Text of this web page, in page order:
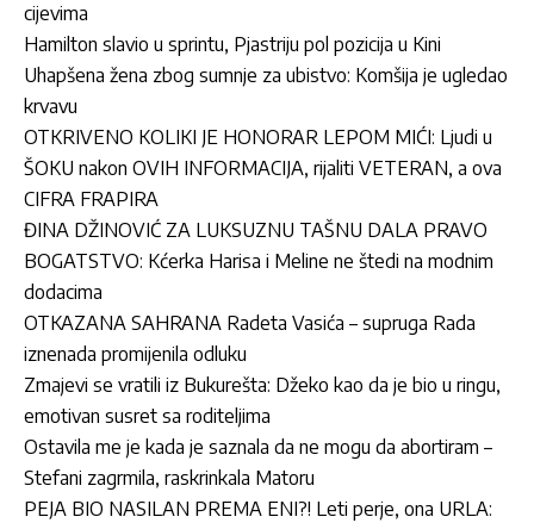
cijevima
Hamilton slavio u sprintu, Pjastriju pol pozicija u Kini
Uhapšena žena zbog sumnje za ubistvo: Komšija je ugledao
krvavu
OTKRIVENO KOLIKI JE HONORAR LEPOM MIĆI: Ljudi u
ŠOKU nakon OVIH INFORMACIJA, rijaliti VETERAN, a ova
CIFRA FRAPIRA
ĐINA DŽINOVIĆ ZA LUKSUZNU TAŠNU DALA PRAVO
BOGATSTVO: Kćerka Harisa i Meline ne štedi na modnim
dodacima
OTKAZANA SAHRANA Radeta Vasića – supruga Rada
iznenada promijenila odluku
Zmajevi se vratili iz Bukurešta: Džeko kao da je bio u ringu,
emotivan susret sa roditeljima
Ostavila me je kada je saznala da ne mogu da abortiram –
Stefani zagrmila, raskrinkala Matoru
PEJA BIO NASILAN PREMA ENI?! Leti perje, ona URLA: